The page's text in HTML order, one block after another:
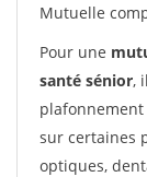
Mutuelle
Pour une
santé sénior,
sur certaines
optiques,